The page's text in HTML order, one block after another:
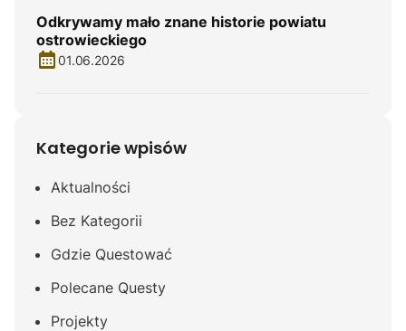
Odkrywamy mało znane historie powiatu
ostrowieckiego
01.06.2026
Kategorie wpisów
Aktualności
Bez Kategorii
Gdzie Questować
Polecane Questy
Projekty